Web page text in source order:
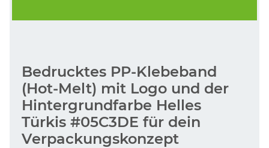
Bedrucktes PP-Klebeband
(Hot-Melt) mit Logo und der
Hintergrundfarbe Helles
Türkis #05C3DE für dein
Verpackungskonzept